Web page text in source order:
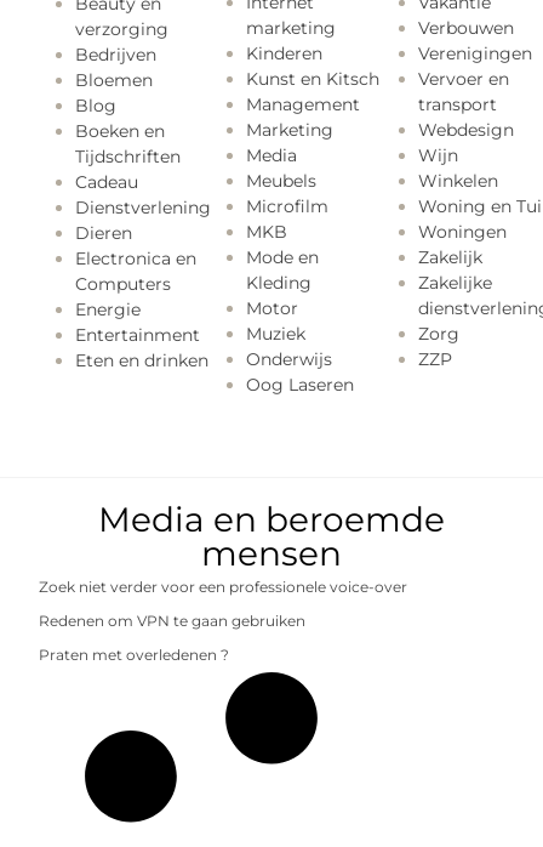
verzorging
Bedrijven
Bloemen
Blog
Boeken en
Tijdschriften
Cadeau
Dienstverlening
Dieren
Electronica en
Computers
Energie
Entertainment
Eten en drinken
marketing
Kinderen
Kunst en Kitsch
Management
Marketing
Media
Meubels
Microfilm
MKB
Mode en
Kleding
Motor
Muziek
Onderwijs
Oog Laseren
Verbouwen
Verenigingen
Vervoer en
transport
Webdesign
Wijn
Winkelen
Woning en
Woningen
Zakelijk
Zakelijke
Zorg
ZZP
Media en beroemde
mensen
Zoek niet verder voor een professionele voice-over
Redenen om VPN te gaan gebruiken
Praten met overledenen ?